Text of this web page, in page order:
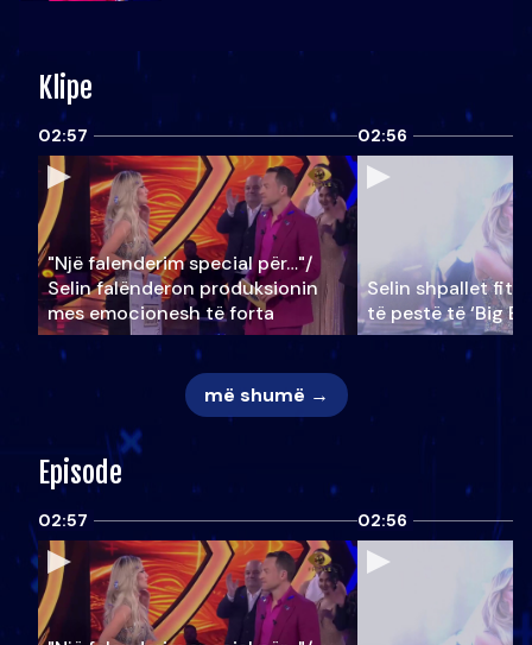
Klipe
02:57
"Një falenderim special për…"/
Selin falënderon produksionin
mes emocionesh të forta
02:56
Selin shpallet
të pestë të ‘Big
më shumë →
Episode
02:57 02:56